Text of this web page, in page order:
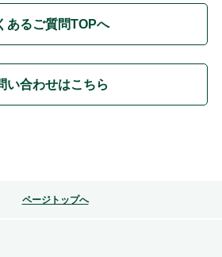
あるご質問TOPへ
い合わせはこちら
ページトップへ